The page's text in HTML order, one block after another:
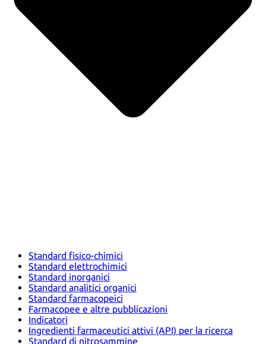
Standard fisico-chimici
Standard elettrochimici
Standard inorganici
Standard analitici organici
Standard farmacopeici
Farmacopee e altre pubblicazioni
Indicatori
Ingredienti farmaceutici attivi (API) per la ricerca
Standard di nitrosammine